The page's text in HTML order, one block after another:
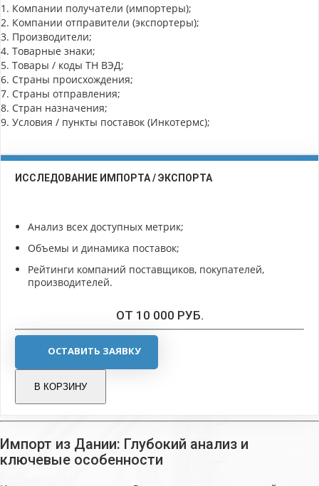
1. Компании получатели (импортеры);
2. Компании отправители (экспортеры);
3. Производители;
4. Товарные знаки;
5. Товары / коды ТН ВЭД;
6. Страны происхождения;
7. Страны отправления;
8. Стран назначения;
9. Условия / пункты поставок (Инкотермс);
ИССЛЕДОВАНИЕ ИМПОРТА / ЭКСПОРТА
Анализ всех доступных метрик;
Объемы и динамика поставок;
Рейтинги компаний поставщиков, покупателей,
производителей.
ОТ 10 000 РУБ.
ОСТАВИТЬ ЗАЯВКУ
В КОРЗИНУ
Импорт из Дании: Глубокий анализ и
ключевые особенности